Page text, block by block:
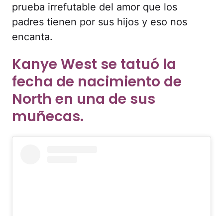
prueba irrefutable del amor que los
padres tienen por sus hijos y eso nos
encanta.
Kanye West se tatuó la
fecha de nacimiento de
North en una de sus
muñecas.